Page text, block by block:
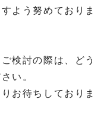
よう努めておりま
検討の際は、どう
い。
お待ちしておりま